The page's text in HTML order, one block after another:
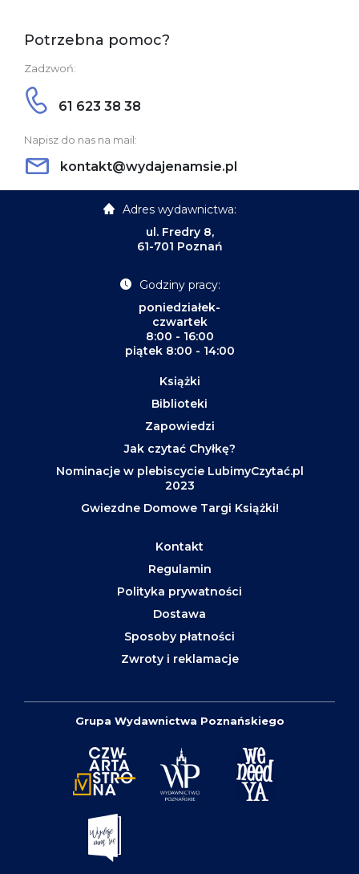
Potrzebna pomoc?
Zadzwoń:
61 623 38 38
Napisz do nas na mail:
kontakt@wydajenamsie.pl
Adres wydawnictwa:
ul. Fredry 8,
61-701 Poznań
Godziny pracy:
poniedziałek-
czwartek
8:00 - 16:00
piątek 8:00 - 14:00
Książki
Biblioteki
Zapowiedzi
Jak czytać Chyłkę?
Nominacje w plebiscycie LubimyCzytać.pl
2023
Gwiezdne Domowe Targi Książki!
Kontakt
Regulamin
Polityka prywatności
Dostawa
Sposoby płatności
Zwroty i reklamacje
Grupa Wydawnictwa Poznańskiego